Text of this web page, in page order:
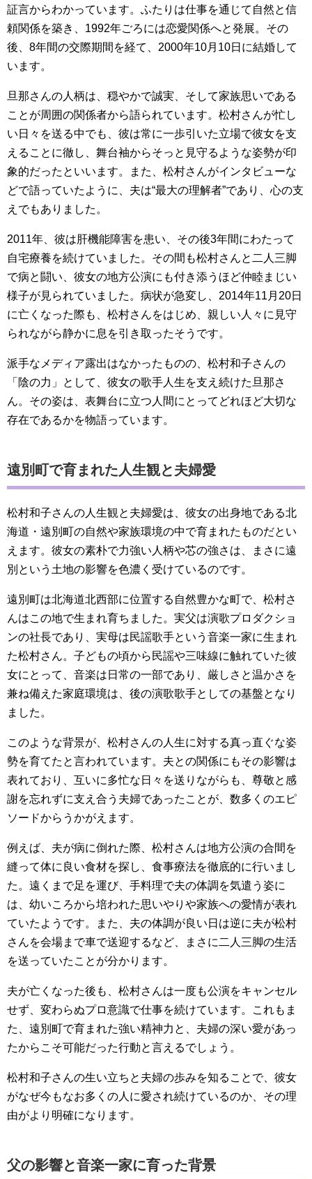
証言からわかっています。ふたりは仕事を通じて自然と信
頼関係を築き、1992年ごろには恋愛関係へと発展。その
後、8年間の交際期間を経て、2000年10月10日に結婚して
います。
旦那さんの人柄は、穏やかで誠実、そして家族思いである
ことが周囲の関係者から語られています。松村さんが忙し
い日々を送る中でも、彼は常に一歩引いた立場で彼女を支
えることに徹し、舞台袖からそっと見守るような姿勢が印
象的だったといいます。また、松村さんがインタビューな
どで語っていたように、夫は“最大の理解者”であり、心の支
えでもありました。
2011年、彼は肝機能障害を患い、その後3年間にわたって
自宅療養を続けていました。その間も松村さんと二人三脚
で病と闘い、彼女の地方公演にも付き添うほど仲睦まじい
様子が見られていました。病状が急変し、2014年11月20日
に亡くなった際も、松村さんをはじめ、親しい人々に見守
られながら静かに息を引き取ったそうです。
派手なメディア露出はなかったものの、松村和子さんの
「陰の力」として、彼女の歌手人生を支え続けた旦那さ
ん。その姿は、表舞台に立つ人間にとってどれほど大切な
存在であるかを物語っています。
遠別町で育まれた人生観と夫婦愛
松村和子さんの人生観と夫婦愛は、彼女の出身地である北
海道・遠別町の自然や家族環境の中で育まれたものだとい
えます。彼女の素朴で力強い人柄や芯の強さは、まさに遠
別という土地の影響を色濃く受けているのです。
遠別町は北海道北西部に位置する自然豊かな町で、松村さ
んはこの地で生まれ育ちました。実父は演歌プロダクショ
ンの社長であり、実母は民謡歌手という音楽一家に生まれ
た松村さん。子どもの頃から民謡や三味線に触れていた彼
女にとって、音楽は日常の一部であり、厳しさと温かさを
兼ね備えた家庭環境は、後の演歌歌手としての基盤となり
ました。
このような背景が、松村さんの人生に対する真っ直ぐな姿
勢を育てたと言われています。夫との関係にもその影響は
表れており、互いに多忙な日々を送りながらも、尊敬と感
謝を忘れずに支え合う夫婦であったことが、数多くのエピ
ソードからうかがえます。
例えば、夫が病に倒れた際、松村さんは地方公演の合間を
縫って体に良い食材を探し、食事療法を徹底的に行いまし
た。遠くまで足を運び、手料理で夫の体調を気遣う姿に
は、幼いころから培われた思いやりや家族への愛情が表れ
ていたようです。また、夫の体調が良い日は逆に夫が松村
さんを会場まで車で送迎するなど、まさに二人三脚の生活
を送っていたことが分かります。
夫が亡くなった後も、松村さんは一度も公演をキャンセル
せず、変わらぬプロ意識で仕事を続けています。これもま
た、遠別町で育まれた強い精神力と、夫婦の深い愛があっ
たからこそ可能だった行動と言えるでしょう。
松村和子さんの生い立ちと夫婦の歩みを知ることで、彼女
がなぜ今もなお多くの人に愛され続けているのか、その理
由がより明確になります。
父の影響と音楽一家に育った背景